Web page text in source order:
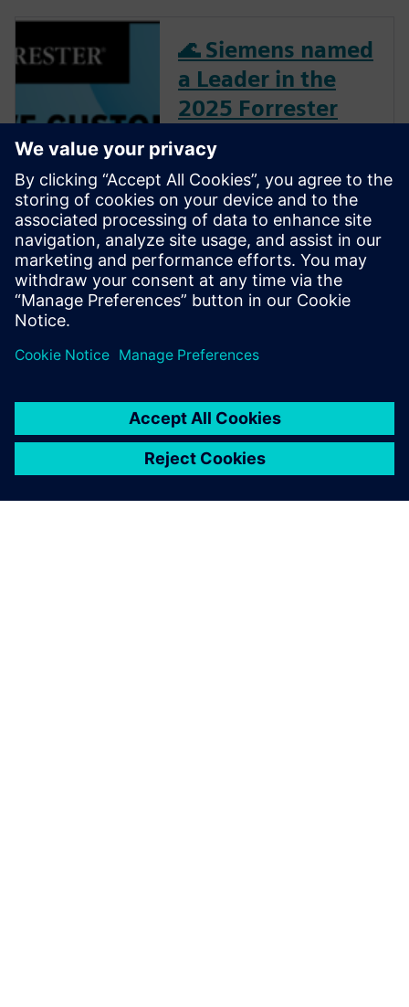
🌊 Siemens named
a Leader in the
2025 Forrester
See why Siemens Teamcenter
earned the highest scores in
11 evaluation criteria and was
named a Customer Favorite —
with 100% of reference
customers saying they would
buy again.